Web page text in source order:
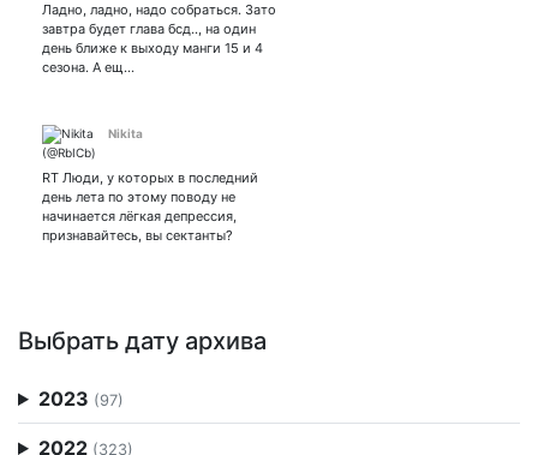
y.o.| Архонтка теней |
Парная с женой
Ладно, ладно, надо собраться. Зато
завтра будет глава бсд.., на один
день ближе к выходу манги 15 и 4
сезона. А ещ…
Nikita
RT Люди, у которых в последний
день лета по этому поводу не
начинается лёгкая депрессия,
признавайтесь, вы сектанты?
Выбрать дату архива
2023 (97)
2022 (323)